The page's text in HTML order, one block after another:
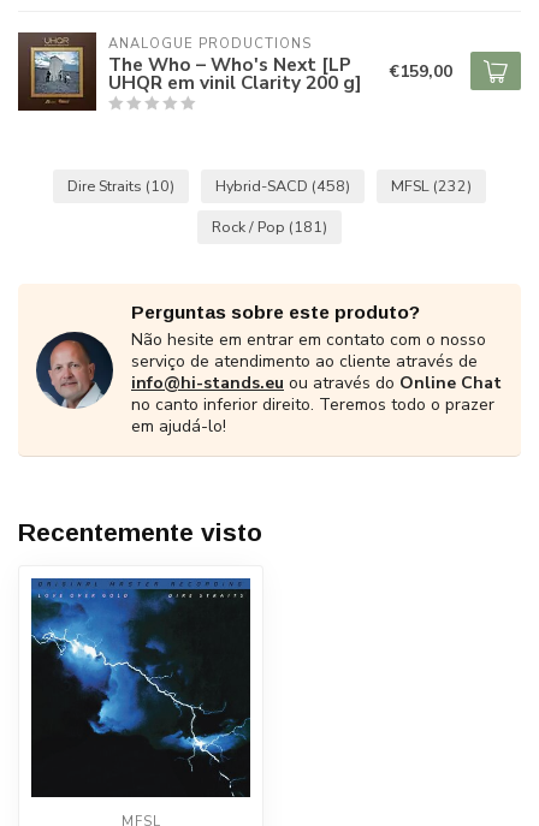
ANALOGUE PRODUCTIONS
The Who – Who's Next [LP
UHQR em vinil Clarity 200 g] €159,00
Dire Straits (10) Hybrid-SACD (458) MFSL (232)
Rock / Pop (181)
Perguntas sobre este produto?
Não hesite em entrar em contato com o nosso
serviço de atendimento ao cliente através de
info@hi-stands.eu ou através do Online Chat
no canto inferior direito. Teremos todo o prazer
em ajudá-lo!
Recentemente visto
MFSL